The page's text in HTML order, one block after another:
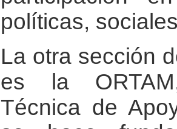
políticas,
La otra sección
es la
Técnica de